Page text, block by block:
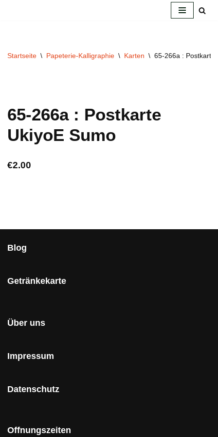
Startseite \ Papeterie-Kalligraphie \ Karten \ 65-266a : Postkarte
65-266a : Postkarte
UkiyoE Sumo
€2.00
Blog
Getränkekarte
Über uns
Impressum
Datenschutz
Offnungszeiten